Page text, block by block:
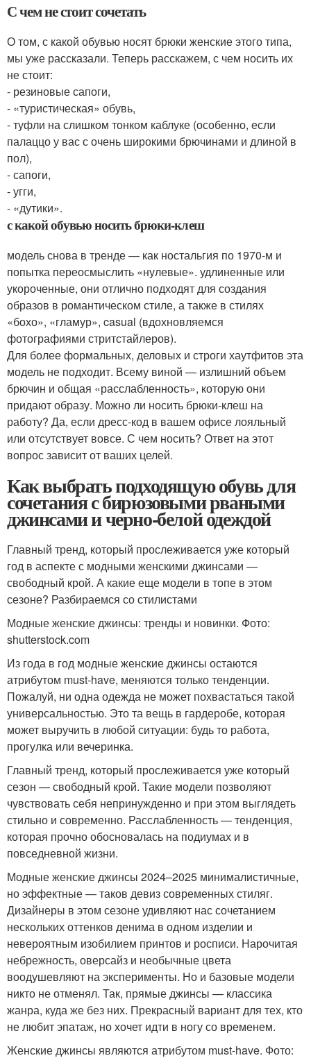
С чем не стоит сочетать
О том, с какой обувью носят брюки женские этого типа,
мы уже рассказали. Теперь расскажем, с чем носить их
не стоит:
- резиновые сапоги,
- «туристическая» обувь,
- туфли на слишком тонком каблуке (особенно, если
палаццо у вас с очень широкими брючинами и длиной в
пол),
- сапоги,
- угги,
- «дутики».
с какой обувью носить брюки-клеш
модель снова в тренде — как ностальгия по 1970-м и
попытка переосмыслить «нулевые». удлиненные или
укороченные, они отлично подходят для создания
образов в романтическом стиле, а также в стилях
«бохо», «гламур», casual (вдохновляемся
фотографиями стритстайлеров).
Для более формальных, деловых и строги хаутфитов эта
модель не подходит. Всему виной — излишний объем
брючин и общая «расслабленность», которую они
придают образу. Можно ли носить брюки-клеш на
работу? Да, если дресс-код в вашем офисе лояльный
или отсутствует вовсе. С чем носить? Ответ на этот
вопрос зависит от ваших целей.
Как выбрать подходящую обувь для
сочетания с бирюзовыми рваными
джинсами и черно-белой одеждой
Главный тренд, который прослеживается уже который
год в аспекте с модными женскими джинсами —
свободный крой. А какие еще модели в топе в этом
сезоне? Разбираемся со стилистами
Модные женские джинсы: тренды и новинки. Фото:
shutterstock.com
Из года в год модные женские джинсы остаются
атрибутом must-have, меняются только тенденции.
Пожалуй, ни одна одежда не может похвастаться такой
универсальностью. Это та вещь в гардеробе, которая
может выручить в любой ситуации: будь то работа,
прогулка или вечеринка.
Главный тренд, который прослеживается уже который
сезон — свободный крой. Такие модели позволяют
чувствовать себя непринужденно и при этом выглядеть
стильно и современно. Расслабленность — тенденция,
которая прочно обосновалась на подиумах и в
повседневной жизни.
Модные женские джинсы 2024–2025 минималистичные,
но эффектные — таков девиз современных стиляг.
Дизайнеры в этом сезоне удивляют нас сочетанием
нескольких оттенков денима в одном изделии и
невероятным изобилием принтов и росписи. Нарочитая
небрежность, оверсайз и необычные цвета
воодушевляют на эксперименты. Но и базовые модели
никто не отменял. Так, прямые джинсы — классика
жанра, куда же без них. Прекрасный вариант для тех, кто
не любит эпатаж, но хочет идти в ногу со временем.
Женские джинсы являются атрибутом must-have. Фото: